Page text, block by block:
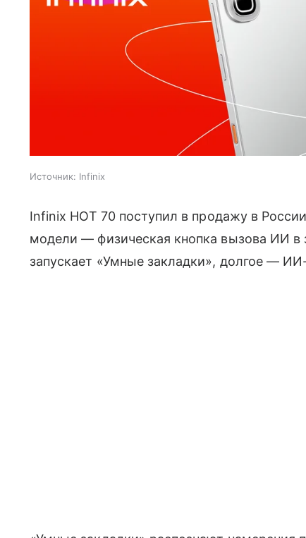
Источник: Infinix
Infinix HOT 70 поступил в продажу в
модели — физическая кнопка вызова ИИ в
запускает «Умные закладки», долгое —